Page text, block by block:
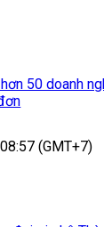
50 doanh
(GMT+7)